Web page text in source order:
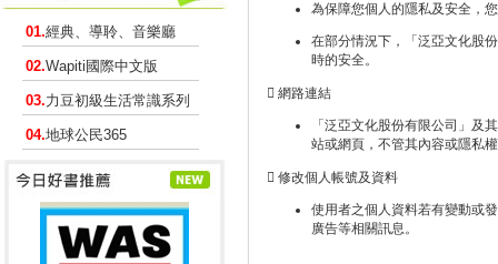
01.經典、導聆、音樂廳
02.Wapiti國際中文版
03.力豆初級生活常識系列
04.地球公民365
為保障您個人的隱私及安全，
在部分情況下，「泛亞文化股
時的安全。
 網路連結
「泛亞文化股份有限公司」及
站或網頁，不管其內容或隱私
 修改個人帳號及資料
使用者之個人資料若有變動或
廣告等相關訊息。